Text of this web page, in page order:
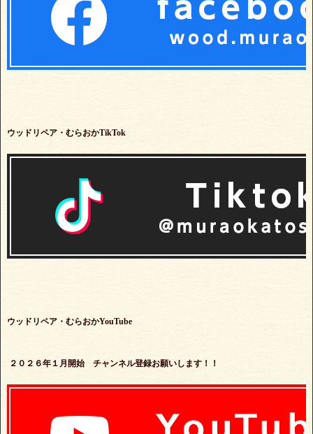
ウッドリペア・むらおかTikTok
ウッドリペア・むらおかYouTube
２０２６年１月開始 チャンネル登録お願いします！！